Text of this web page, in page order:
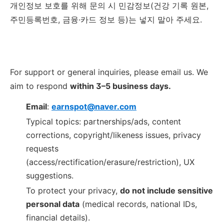
개인정보 보호를 위해 문의 시 민감정보(건강 기록 원본,
주민등록번호, 금융·카드 정보 등)는 넣지 말아 주세요.
For support or general inquiries, please email us. We
aim to respond within 3–5 business days.
Email: earnspot@naver.com
Typical topics: partnerships/ads, content
corrections, copyright/likeness issues, privacy
requests
(access/rectification/erasure/restriction), UX
suggestions.
To protect your privacy, do not include sensitive
personal data (medical records, national IDs,
financial details).